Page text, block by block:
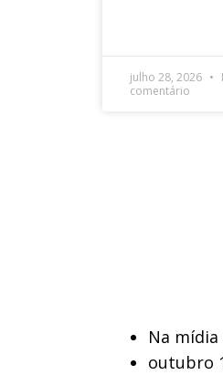
julho 28, 2026
comentário
Na
outubro